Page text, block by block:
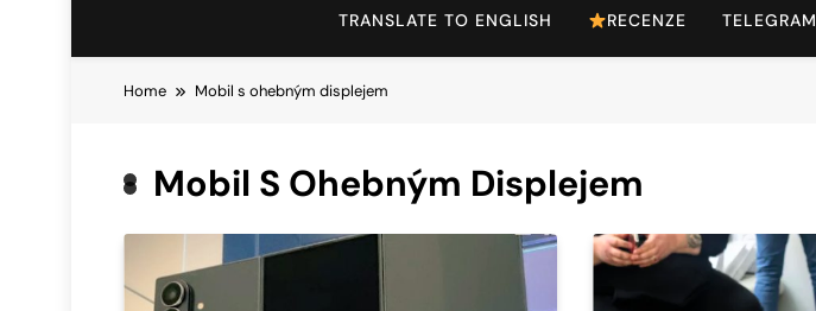
TRANSLATE TO ENGLISH RECENZE TELEGRAM
Home Mobil s ohebným displejem
Mobil S Ohebným Displejem